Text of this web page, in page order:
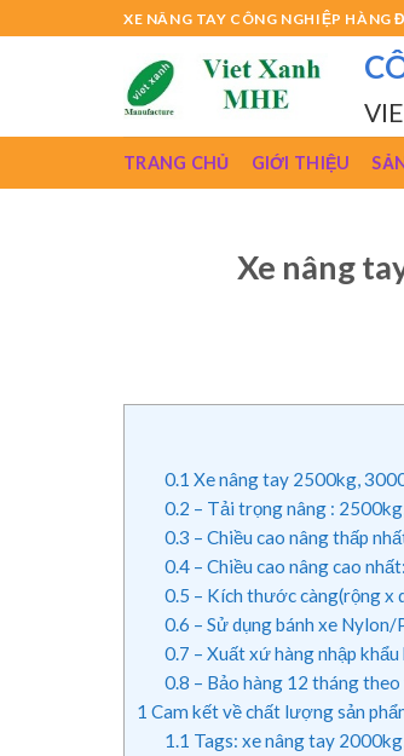
to
XE NÂNG TAY CÔNG NGHIỆP HÀNG
TRANG CHỦ GIỚI THIỆU
Xe nâng
0.1 Xe nâng tay 2500kg,
0.2 – Tải trọng nâng :
0.3 – Chiều cao nâng thấp
0.4– Chiều cao nâng cao
0.5 – Kích thước càng(rộng x
0.6 – Sử dụng bánh xe Nylon/
0.7 – Xuất xứ hàng nhập
0.8 – Bảo hàng 12 tháng
1 Cam kết về chất lượng sản
1.1 Tags: xe nâng tay